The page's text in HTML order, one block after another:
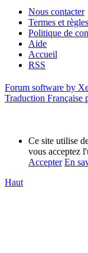
Nous contacter
Termes et règles
Politique de
Aide
Accueil
RSS
Forum software by
Traduction Française
Ce site utilise
vous acceptez
Accepter En
Haut